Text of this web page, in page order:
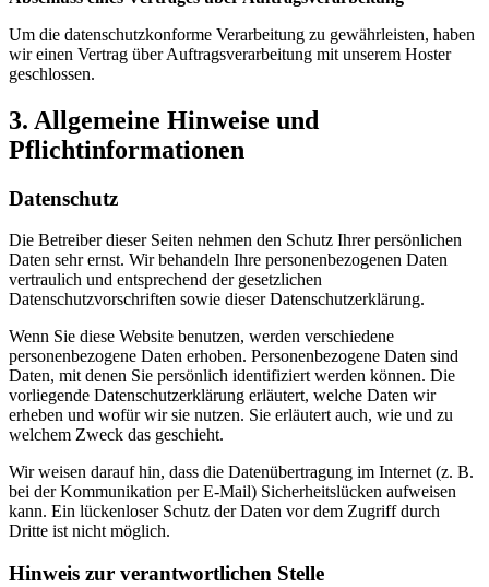
Um die datenschutzkonforme Verarbeitung zu gewährleisten, haben
wir einen Vertrag über Auftragsverarbeitung mit unserem Hoster
geschlossen.
3. Allgemeine Hinweise und
Pflichtinformationen
Datenschutz
Die Betreiber dieser Seiten nehmen den Schutz Ihrer persönlichen
Daten sehr ernst. Wir behandeln Ihre personenbezogenen Daten
vertraulich und entsprechend der gesetzlichen
Datenschutzvorschriften sowie dieser Datenschutzerklärung.
Wenn Sie diese Website benutzen, werden verschiedene
personenbezogene Daten erhoben. Personenbezogene Daten sind
Daten, mit denen Sie persönlich identifiziert werden können. Die
vorliegende Datenschutzerklärung erläutert, welche Daten wir
erheben und wofür wir sie nutzen. Sie erläutert auch, wie und zu
welchem Zweck das geschieht.
Wir weisen darauf hin, dass die Datenübertragung im Internet (z. B.
bei der Kommunikation per E-Mail) Sicherheitslücken aufweisen
kann. Ein lückenloser Schutz der Daten vor dem Zugriff durch
Dritte ist nicht möglich.
Hinweis zur verantwortlichen Stelle